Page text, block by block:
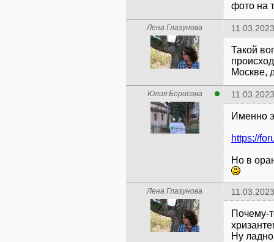
фото на
Лена Глазунова
Такой
Москве,
Юлия Борисова
Именно
https://
Но в
Лена Глазунова
Почему-
Ну